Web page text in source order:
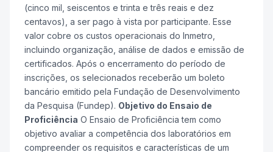
(cinco mil, seiscentos e trinta e três reais e dez
centavos), a ser pago à vista por participante. Esse
valor cobre os custos operacionais do Inmetro,
incluindo organização, análise de dados e emissão de
certificados. Após o encerramento do período de
inscrições, os selecionados receberão um boleto
bancário emitido pela Fundação de Desenvolvimento
da Pesquisa (Fundep). Objetivo do Ensaio de
Proficiência O Ensaio de Proficiência tem como
objetivo avaliar a competência dos laboratórios em
compreender os requisitos e características de um